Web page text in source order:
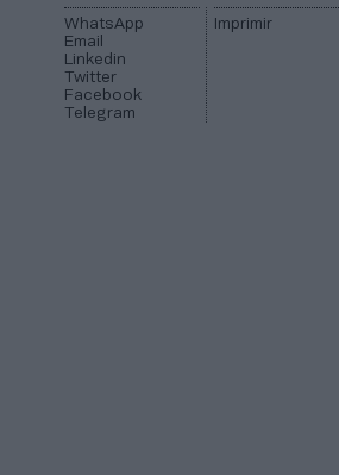
WhatsApp
Email
Linkedin
Twitter
Facebook
Telegram
Imprimir